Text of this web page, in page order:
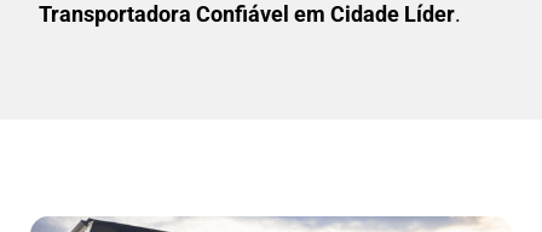
Transportadora Confiável em Cidade Líder.